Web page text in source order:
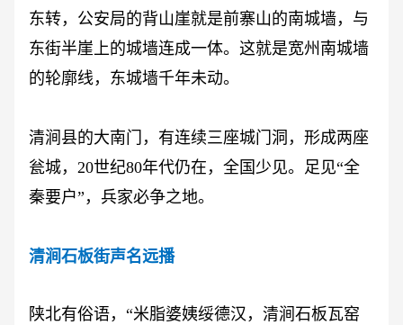
东转，公安局的背山崖就是前寨山的南城墙，与
东街半崖上的城墙连成一体。这就是宽州南城墙
的轮廓线，东城墙千年未动。
清涧县的大南门，有连续三座城门洞，形成两座
瓮城， 20世纪80年代仍在，全国少见。足见“全
秦要户”，兵家必争之地。
清涧石板街声名远播
陕北有俗语， “米脂婆姨绥德汉，清涧石板瓦窑